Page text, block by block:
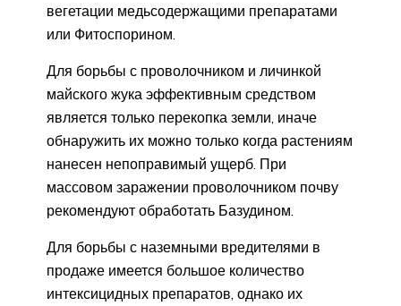
вегетации медьсодержащими препаратами
или Фитоспорином.
Для борьбы с проволочником и личинкой
майского жука эффективным средством
является только перекопка земли, иначе
обнаружить их можно только когда растениям
нанесен непоправимый ущерб. При
массовом заражении проволочником почву
рекомендуют обработать Базудином.
Для борьбы с наземными вредителями в
продаже имеется большое количество
интексицидных препаратов, однако их